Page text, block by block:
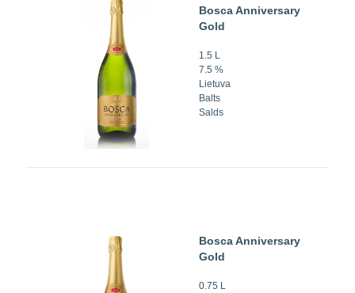
Bosca Anniversary
Gold
1.5 L
7.5 %
Lietuva
Balts
Salds
Bosca Anniversary
Gold
0.75 L